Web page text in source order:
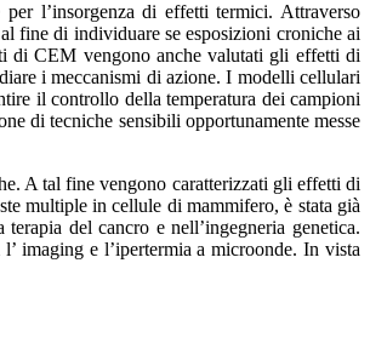
l’insorgenza di effetti termici. Attraverso
fine di individuare se esposizioni croniche ai
di CEM vengono anche valutati gli effetti di
i meccanismi di azione. I modelli cellulari
il controllo della temperatura dei campioni
di tecniche sensibili opportunamente messe
A tal fine vengono caratterizzati gli effetti di
multiple in cellule di mammifero, è stata già
del cancro e nell’ingegneria genetica.
imaging e l’ipertermia a microonde. In vista